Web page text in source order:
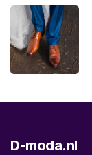
D-moda.nl